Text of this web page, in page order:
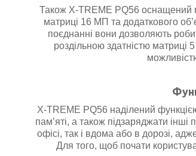
Також X-TREME PQ56 оснащений
матриці 16 МП та додаткового
поєднанні вони дозволяють
роздільною здатністю матриці
X-TREME PQ56 наділений
пам’яті, а також підзаряджати
офісі, так і вдома або в дорозі,
Для того, щоб почати